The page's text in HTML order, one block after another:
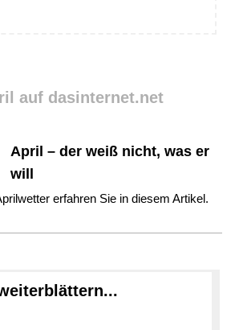
auf dasinternet.net
April – der weiß nicht, was er
will
erfahren Sie in diesem Artikel.